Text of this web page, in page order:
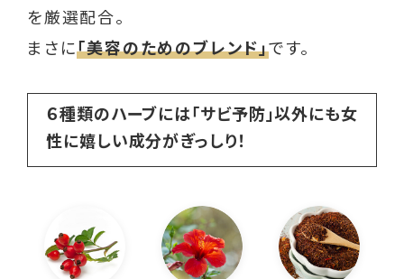
を厳選配合。
まさに「美容のためのブレンド」です。
６種類のハーブには「サビ予防」以外にも女
性に嬉しい成分がぎっしり！